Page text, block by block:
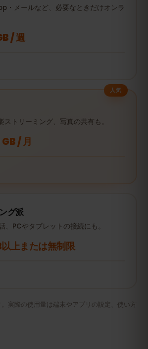
・メールなど、必要なときだけオンラ
/ 週
人気
ストリーミング、写真の共有も。
/ 月
グ派
、PCやタブレットの接続にも。
上または無制限
実際の使用量は端末やアプリの設定、使い方